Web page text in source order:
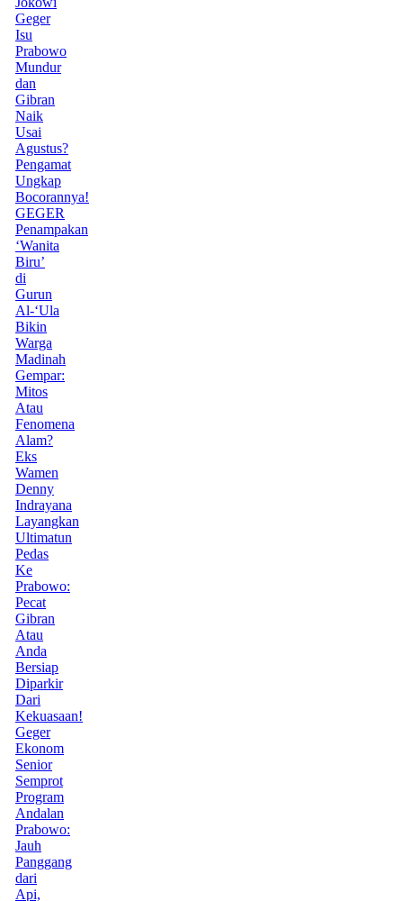
Geger
Isu
Prabowo
Mundur
dan
Gibran
Naik
Usai
Agustus?
Pengamat
Ungkap
Bocorannya!
GEGER
Penampakan
‘Wanita
Biru’
di
Gurun
Al-‘Ula
Bikin
Warga
Madinah
Gempar:
Mitos
Atau
Fenomena
Alam?
Eks
Wamen
Denny
Indrayana
Layangkan
Ultimatun
Pedas
Ke
Prabowo:
Pecat
Gibran
Atau
Anda
Bersiap
Diparkir
Dari
Kekuasaan!
Geger
Ekonom
Senior
Semprot
Program
Andalan
Prabowo:
Jauh
Panggang
dari
Api,